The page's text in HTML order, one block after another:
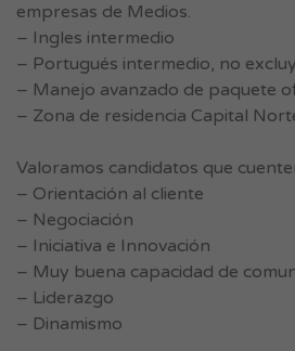
empresas de Medios.
– Ingles intermedio
– Portugués intermedio, no
– Manejo avanzado de paquete
– Zona de residencia Capital
Valoramos candidatos que
– Orientación al cliente
– Negociación
– Iniciativa e Innovación
– Muy buena capacidad de
– Liderazgo
– Dinamismo